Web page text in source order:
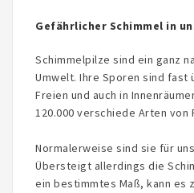
Gefährlicher Schimmel in
Schimmelpilze sind ein ganz
Umwelt. Ihre Sporen sind fast
Freien und auch in
120.000 verschiede Arten von
Normalerweise sind sie für
Übersteigt allerdings die
ein bestimmtes Maß, kann es